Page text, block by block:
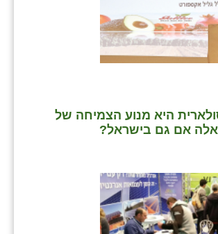
היא מנוע הצמיחה של
אם גם בישראל?